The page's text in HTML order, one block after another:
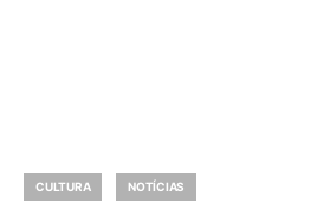
CULTURA NOTÍCIAS